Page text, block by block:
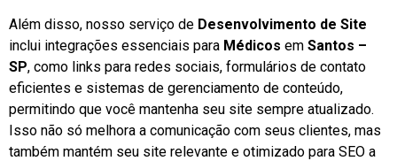
Além disso, nosso serviço de Desenvolvimento de Site
inclui integrações essenciais para Médicos em Santos –
SP, como links para redes sociais, formulários de contato
eficientes e sistemas de gerenciamento de conteúdo,
permitindo que você mantenha seu site sempre atualizado.
Isso não só melhora a comunicação com seus clientes, mas
também mantém seu site relevante e otimizado para SEO a